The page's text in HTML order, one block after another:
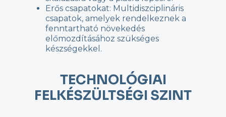
Erős csapatokat: Multidiszciplináris
csapatok, amelyek rendelkeznek a
fenntartható növekedés
előmozdításához szükséges
készségekkel.
TECHNOLÓGIAI
FELKÉSZÜLTSÉGI SZINT